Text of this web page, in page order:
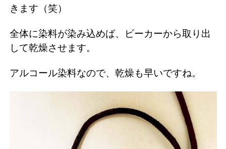
きます（笑）
全体に染料が染み込めば、ビーカーから取り出
して乾燥させます。
アルコール染料なので、乾燥も早いですね。